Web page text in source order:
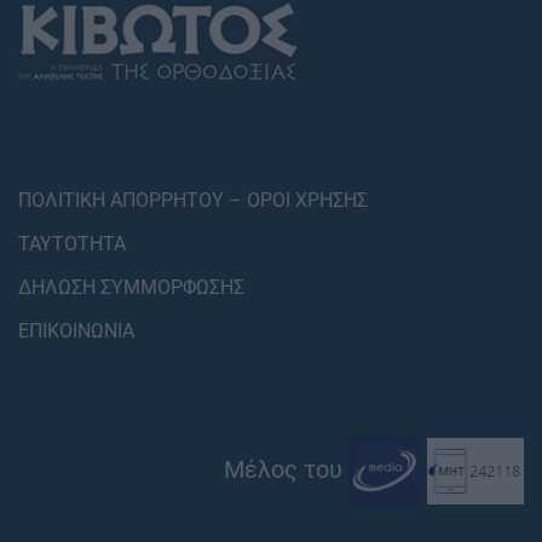
ΠΟΛΙΤΙΚΗ ΑΠΟΡΡΗΤΟΥ – ΟΡΟΙ ΧΡΗΣΗΣ
ΤΑΥΤΟΤΗΤΑ
ΔΗΛΩΣΗ ΣΥΜΜΟΡΦΩΣΗΣ
ΕΠΙΚΟΙΝΩΝΙΑ
Μέλος του